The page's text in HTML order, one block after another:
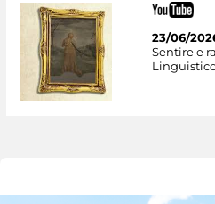
23/06/
Sentire e